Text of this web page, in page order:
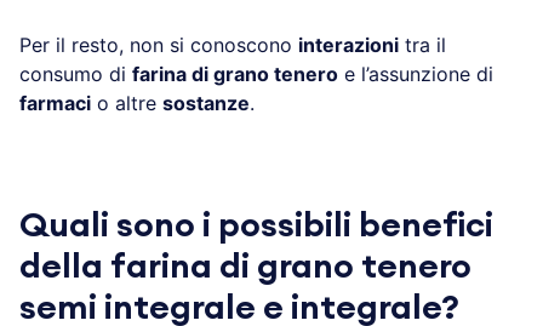
Per il resto, non si conoscono interazioni tra il
consumo di farina di grano tenero e l’assunzione di
farmaci o altre sostanze.
Quali sono i possibili benefici
della farina di grano tenero
semi integrale e integrale?